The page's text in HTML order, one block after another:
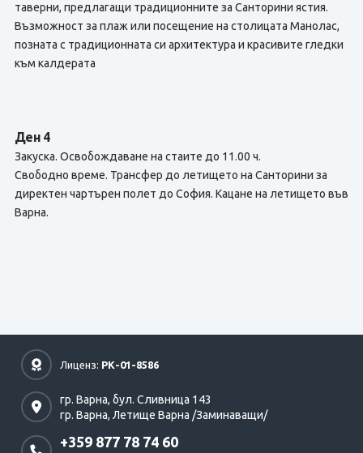
таверни, предлагащи традиционните за Санторини ястия.
Възможност за плаж или посещение на столицата Манолас,
позната с традиционната си архитектура и красивите гледки
към калдерата
Ден 4
Закуска. Освобождаване на стаите до 11.00 ч.
Свободно време. Трансфер до летището на Санторини за
директен чартърен полет до София. Кацане на летището във
Варна.
Лиценз: РК-01-8586
гр. Варна, бул. Сливница 143
гр. Варна, Летище Варна /Заминаващи/
+359 877 78 74 60